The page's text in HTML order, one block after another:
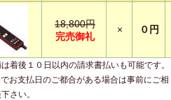
18,800円
完売御礼
× ０円
後１０日以内の請求書払いも可能です。
お支払日のご都合がある場合は事前にご相
さい。